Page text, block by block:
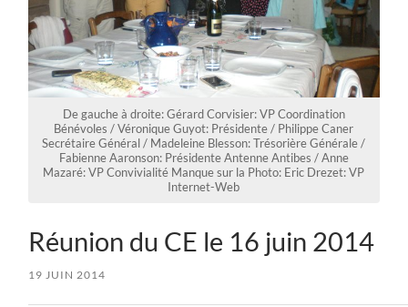
De gauche à droite: Gérard Corvisier: VP Coordination
Bénévoles / Véronique Guyot: Présidente / Philippe Caner
Secrétaire Général / Madeleine Blesson: Trésorière Générale /
Fabienne Aaronson: Présidente Antenne Antibes / Anne
Mazaré: VP Convivialité Manque sur la Photo: Eric Drezet: VP
Internet-Web
Réunion du CE le 16 juin 2014
19 JUIN 2014